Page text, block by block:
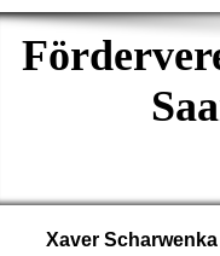
Xaver Scharwenka